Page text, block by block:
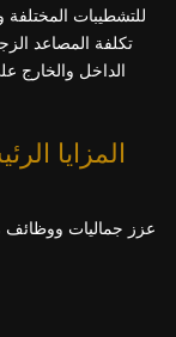
للتشطيبات المختلفة
تكلفة المصاعد
الداخل والخارج
المزايا
عزز جماليات ووظائف